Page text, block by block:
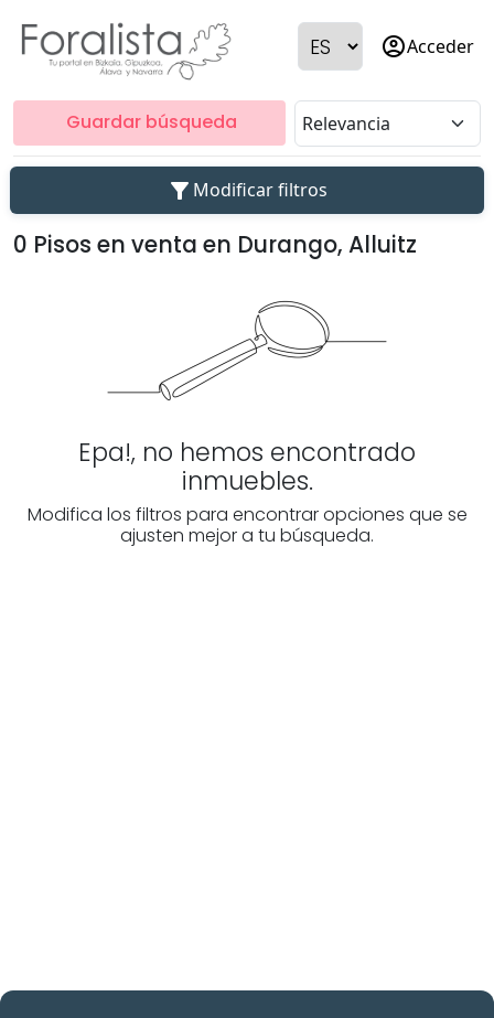
account_circleAcceder
Guardar búsqueda
filter_alt Modificar filtros
0 Pisos en venta en Durango, Alluitz
Epa!, no hemos encontrado
inmuebles.
Modifica los filtros para encontrar opciones que se
ajusten mejor a tu búsqueda.